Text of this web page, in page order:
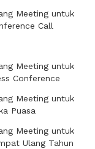
Meeting untuk
Call
Meeting untuk
Conference
Meeting untuk
Puasa
Meeting untuk
Ulang Tahun